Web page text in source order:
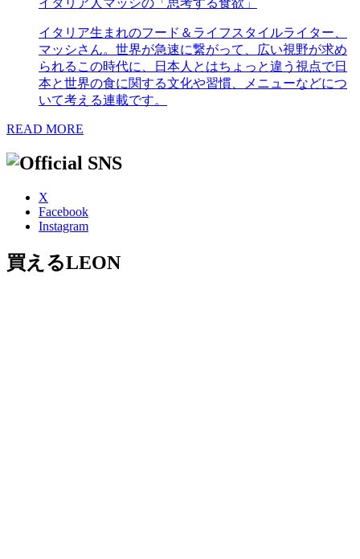
イタリア生まれのフード＆ライフスタイルライター、
マッシさん。世界が急速に繋がって、広い視野が求め
られるこの時代に、日本人とはちょっと違う視点で日
本と世界の食に関する文化や習慣、メニューなどにつ
いて考える連載です。
READ MORE
X
Facebook
Instagram
買えるLEON